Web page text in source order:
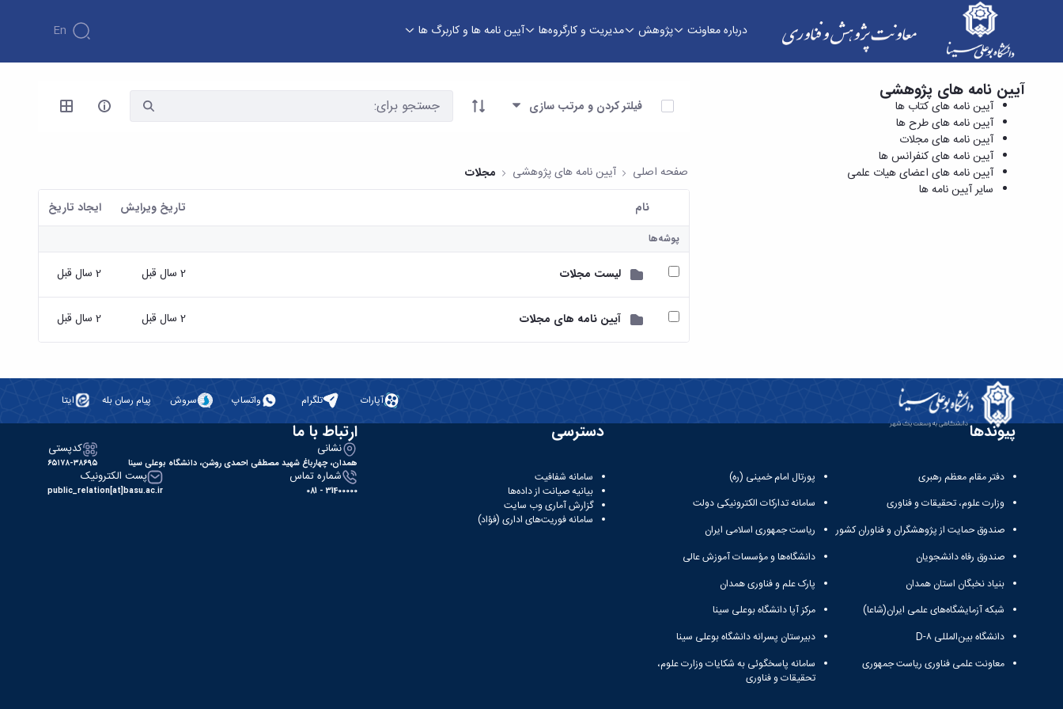
درباره معاونت پژوهش مدیریت و کارگروه‌ها آیین نامه ها و کاربرگ ها En
آیین نامه های کنفرانس ها - معاونت پژوهش و فناوری
آیین نامه های پژوهشی
آیین نامه های کتاب ها
آیین نامه های طرح ها
آیین نامه های مجلات
آیین نامه های کنفرانس ها
آیین نامه های اعضای هیات علمی
سایر آیین نامه ها
آیتم ها را انتخاب کنید
فیلتر کردن و مرتب سازی
صفحه اصلی آیین نامه های پژوهشی مجلات
کاربر انتخاب شده
نام تاریخ ویرایش ايجاد تاريخ
پوشه‌ها
لیست مجلات 2 سال قبل 2 سال قبل
آیین نامه های مجلات 2 سال قبل 2 سال قبل
آپارات تلگرام واتساپ سروش پیام رسان بله ایتا
پیوندها
دفتر مقام معظم رهبری
وزارت علوم، تحقیقات و فناوری
صندوق حمایت از پژوهشگران و فناوران کشور
صندوق رفاه دانشجویان
بنیاد نخبگان استان همدان
شبکه آزمایشگاه‌های علمی ایران(شاعا)
دانشگاه بین‌المللی D-۸
معاونت علمی فناوری ریاست جمهوری
پورتال امام خمینی (ره)
سامانه تدارکات الکترونیکی دولت
ریاست جمهوری اسلامی ایران
دانشگاه‌ها و مؤسسات آموزش عالی
پارک علم و فناوری همدان
مرکز آپا دانشگاه بوعلی سینا
دبیرستان پسرانه دانشگاه بوعلی سینا
سامانه پاسخگوئی به شکایات وزارت علوم،
تحقیقات و فناوری
دسترسی
سامانه شفافیت
بیانیه صیانت از داده‌ها
گزارش آماری وب‌ سایت
سامانه فوریت‌های اداری (فؤاد)
ارتباط با ما
نشانی
همدان، چهارباغ شهید مصطفی احمدی روشن، دانشگاه بوعلی سینا
کدپستی
۶۵۱۷۸-۳۸۶۹۵
شماره تماس
31400000 - 081
پست الکترونیک
public_relation[at]basu.ac.ir